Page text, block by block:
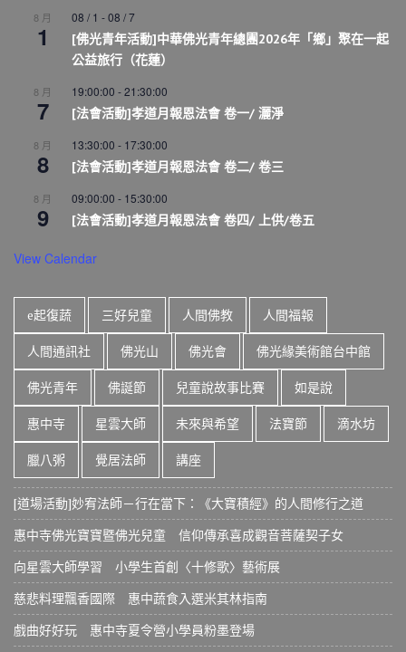
8 月
1
08 / 1 -08 / 7
[佛光青年活動]中華佛光青年總團2026年「鄉」聚在一起
公益旅行（花蓮）
8 月
7
19:00:00 -21:30:00
[法會活動]孝道月報恩法會 卷一/ 灑淨
8 月
8
13:30:00 - 17:30:00
[法會活動]孝道月報恩法會 卷二/ 卷三
8 月
9
09:00:00 - 15:30:00
[法會活動]孝道月報恩法會 卷四/ 上供/卷五
View Calendar
e起復蔬 三好兒童 人間佛教 人間福報
人間通訊社 佛光山 佛光會 佛光緣美術館台中館
佛光青年 佛誕節 兒童說故事比賽 如是說
惠中寺 星雲大師 未來與希望 法寶節 滴水坊
臘八粥 覺居法師 講座
[道場活動]妙宥法師－行在當下：《大寶積經》的人間修行之道
惠中寺佛光寶寶暨佛光兒童 信仰傳承喜成觀音菩薩契子女
向星雲大師學習 小學生首創〈十修歌〉藝術展
慈悲料理飄香國際 惠中蔬食入選米其林指南
戲曲好好玩 惠中寺夏令營小學員粉墨登場